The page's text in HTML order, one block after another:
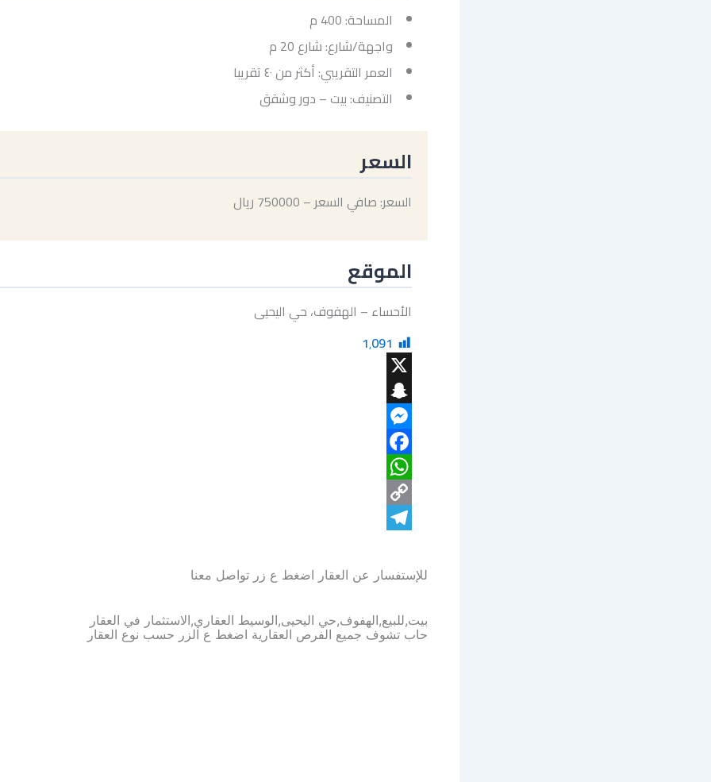
المساحة: 400 م
واجهة/شارع: شارع 20 م
العمر التقريبي: أكثر من ٤٠ تقريبا
التصنيف: بيت – دور وشقق
السعر
السعر: صافي السعر – 750000 ريال
الموقع
الأحساء – الهفوف، حي اليحيى
1٬091
X
Snapchat
Messenger
Facebook
WhatsApp
Copy
للإستفسار عن العقار اضغط ع زر تواصل معنا
بيت,للبيع,الهفوف,حي اليحيى,الوسيط العقاري,الاستثمار في العقار
حاب تشوف جميع الفرص العقارية اضغط ع الزر حسب نوع العقار